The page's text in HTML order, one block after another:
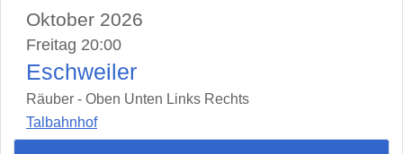
Oktober 2026
Freitag 20:00
Eschweiler
Räuber - Oben Unten Links Rechts
Talbahnhof